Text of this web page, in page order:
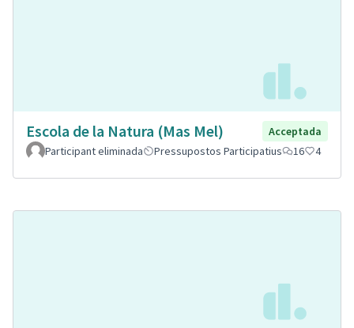
Escola de la Natura (Mas Mel)
Acceptada
Participant eliminada
Pressupostos Participatius 16 4